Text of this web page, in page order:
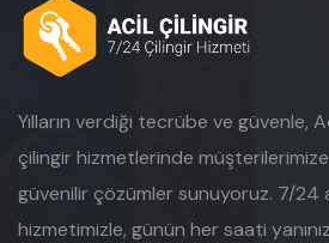
Yılların verdiği tecrübe ve güvenle,
çilingir hizmetlerinde müşterilerimize
güvenilir çözümler sunuyoruz. 7/24
hizmetimizle, günün her saati